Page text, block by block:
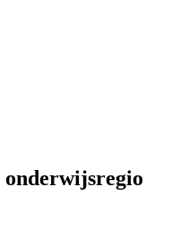
onderwijsregio